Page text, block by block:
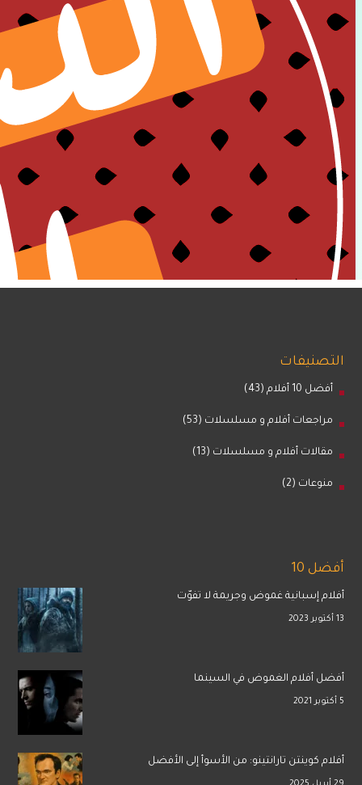
التصنيفات
أفضل 10 أفلام (43)
مراجعات أفلام و مسلسلات (53)
مقالات أفلام و مسلسلات (13)
منوعات (2)
أفضل 10
أفلام إسبانية غموض وجريمة لا تفوّت
13 أكتوبر 2023
أفضل أفلام الغموض في السينما
5 أكتوبر 2021
أفلام كوينتن تارانتينو: من الأسوأ إلى الأفضل